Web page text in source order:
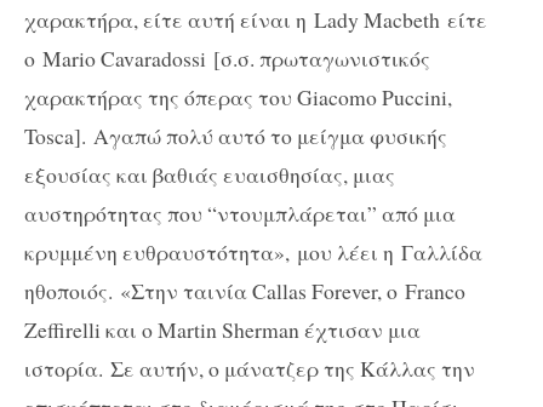
χαρακτήρα, είτε αυτή είναι η Lady Macbeth είτε
ο MarioCavaradossi [σ.σ. πρωταγωνιστικός
χαρακτήρας της όπερας του GiacomoPuccini,
Tosca]. Αγαπώ πολύ αυτό το μείγμα φυσικής
εξουσίας και βαθιάς ευαισθησίας, μιας
αυστηρότητας που “ντουμπλάρεται” από μια
κρυμμένη ευθραυστότητα», μου λέει η Γαλλίδα
ηθοποιός. «Στην ταινίαCallas Forever, o Franco
Zeffirelli και οMartin Shermanέχτισαν μια
ιστορία. Σε αυτήν, ο μάνατζερ της Κάλλας την